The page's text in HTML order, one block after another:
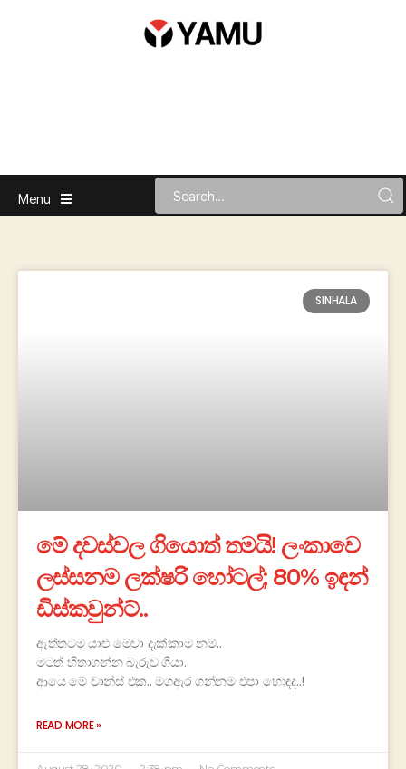
Menu
SINHALA
මේ දවස්වල ගියොත් තමයි! ලංකාවෙ
ලස්සනම ලක්ෂරි හෝටල්; 80% ඉඳන්
ඩිස්කවුන්ට්..
ඇත්තටම යාළු මේවා දැක්කාම නම්..
මටත් හිතාගන්න බැරුව ගියා.
ආයෙ මේ චාන්ස් එක.. මගඇර ගන්නම එපා හොඳද..!
READ MORE »